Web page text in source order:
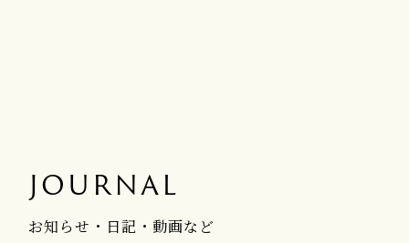
JOURNAL
お知らせ・日記・動画など